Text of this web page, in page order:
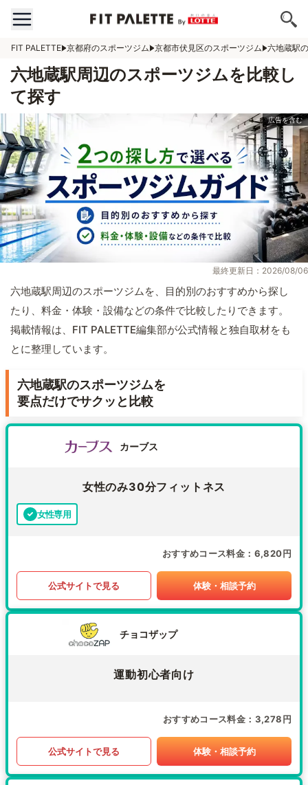
FIT PALETTE 京都府のスポーツジム 京都市伏見区のスポーツジム 六地蔵駅
六地蔵駅周辺のスポーツジムを比較し
て探す
最終更新日：2026/08/06
六地蔵駅周辺のスポーツジムを、目的別のおすすめから探し
たり、料金・体験・設備などの条件で比較したりできます。
掲載情報は、FIT PALETTE編集部が公式情報と独自取材をも
とに整理しています。
六地蔵駅のスポーツジムを
要点だけでサクッと比較
カーブス
女性のみ30分フィットネス
女性専用
おすすめコース料金 6,820円
公式サイトで見る 体験・相談予約
チョコザップ
運動初心者向け
おすすめコース料金 3,278円
公式サイトで見る 体験・相談予約